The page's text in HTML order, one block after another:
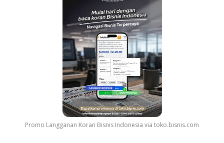
Promo Langganan Koran Bisnis Indonesia via toko.bisnis.com